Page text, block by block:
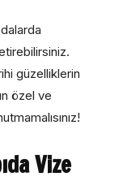
güzelliklerin
özel ve
Vize